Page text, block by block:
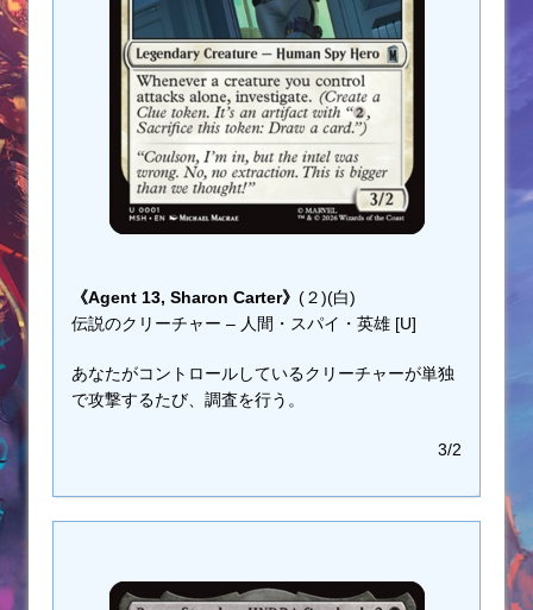
《Agent 13, Sharon Carter》 (２)(白)
伝説のクリーチャー – 人間・スパイ・英雄 [U]
あなたがコントロールしているクリーチャーが単独
で攻撃するたび、調査を行う。
3/2